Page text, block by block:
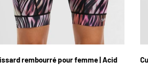
rembourré pour femme | Acid
S